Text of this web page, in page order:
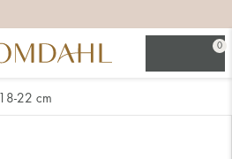
0
22 cm